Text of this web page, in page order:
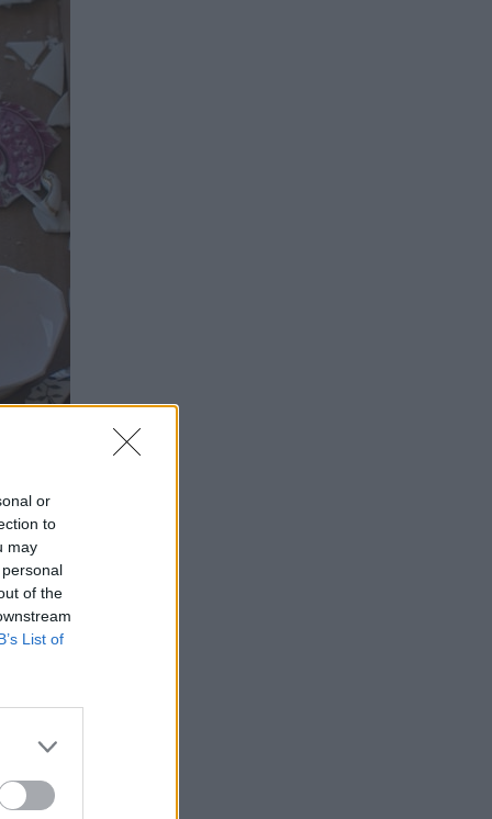
or
to
may
of the
List of
budete